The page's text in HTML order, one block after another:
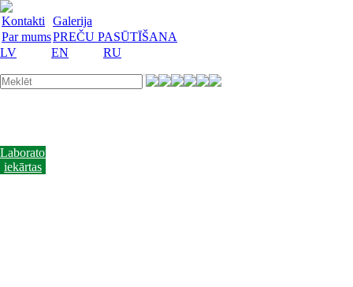
Kontakti
Galerija
Par mumsPREČU PASŪTĪŠANA
LV
EN RU
Laboratorijas
iekārtas